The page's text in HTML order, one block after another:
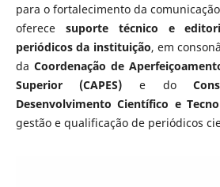
para o fortalecimento da
oferece suporte técnico e
periódicos da instituição, em
da Coordenação de
Superior (CAPES) e do
Desenvolvimento Científico e
gestão e qualificação de periódicos